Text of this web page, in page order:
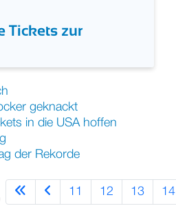
Tickets zur
geknackt
in die USA hoffen
der Rekorde
11 12 13 14